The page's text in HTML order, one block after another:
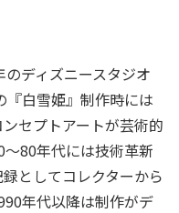
ディズニースタジオ
白雪姫』制作時には
セプトアートが芸術的
80年代には技術革新
としてコレクターから
年代以降は制作がデ